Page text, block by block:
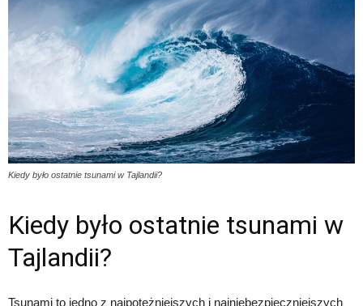
Kiedy było ostatnie tsunami w Tajlandii?
Kiedy było ostatnie tsunami w
Tajlandii?
Tsunami to jedno z najpotężniejszych i najniebezpieczniejszych